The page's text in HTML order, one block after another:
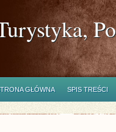
GŁÓWNA SPIS TREŚCI